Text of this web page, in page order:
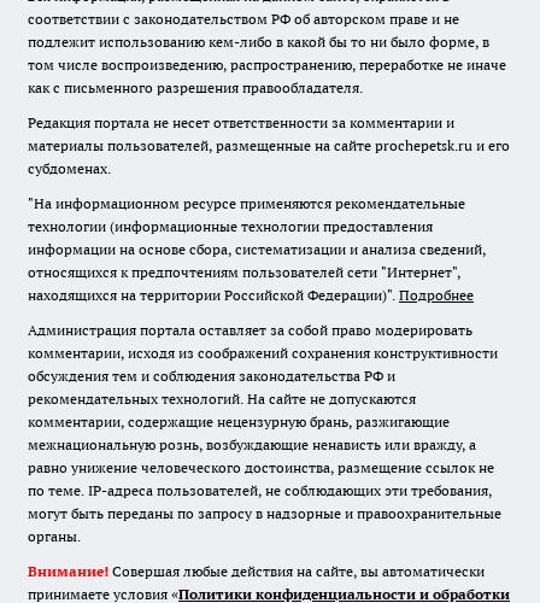
соответствии с законодательством РФ об авторском праве и не
подлежит использованию кем-либо в какой бы то ни было форме, в
том числе воспроизведению, распространению, переработке не иначе
как с письменного разрешения правообладателя.
Редакция портала не несет ответственности за комментарии и
материалы пользователей, размещенные на сайте prochepetsk.ru и его
субдоменах.
"На информационном ресурсе применяются рекомендательные
технологии (информационные технологии предоставления
информации на основе сбора, систематизации и анализа сведений,
относящихся к предпочтениям пользователей сети "Интернет",
находящихся на территории Российской Федерации)". Подробнее
Администрация портала оставляет за собой право модерировать
комментарии, исходя из соображений сохранения конструктивности
обсуждения тем и соблюдения законодательства РФ и
рекомендательных технологий. На сайте не допускаются
комментарии, содержащие нецензурную брань, разжигающие
межнациональную рознь, возбуждающие ненависть или вражду, а
равно унижение человеческого достоинства, размещение ссылок не
по теме. IP-адреса пользователей, не соблюдающих эти требования,
могут быть переданы по запросу в надзорные и правоохранительные
органы.
Внимание! Совершая любые действия на сайте, вы автоматически
принимаете условия «Политики конфиденциальности и обработки